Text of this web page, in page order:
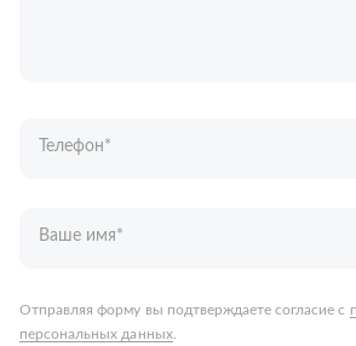
Запчасти для грузовых автомобилей